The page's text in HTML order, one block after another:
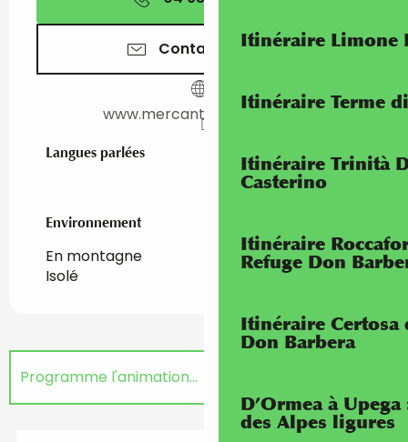
Itinéraire Limone
Itinéraire Terme
Itinéraire Trinità
Casterino
Itinéraire
Refuge Don
Itinéraire Certosa
Don Barbera
D’Ormea à
des Alpes ligures
Contactez-nous
www.mercantour-roya.com
Langues parlées
Langues parlées
Environnement
Environnement
En montagne
Isolé
Programme l'animation...
Est organisé dans le cadre de ...